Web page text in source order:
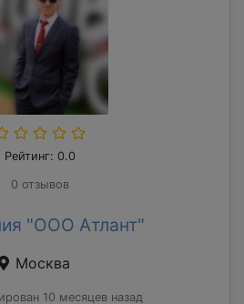
Рейтинг: 0.0
0 отзывов
"ООО Атлант"
Москва
10 месяцев назад